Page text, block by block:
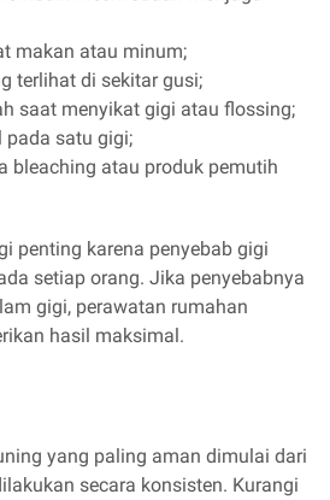
makan atau minum;
terlihat di sekitar gusi;
saat menyikat gigi atau flossing;
pada satu gigi;
bleaching atau produk pemutih
penting karena penyebab gigi
setiap orang. Jika penyebabnya
gigi, perawatan rumahan
hasil maksimal.
yang paling aman dimulai dari
secara konsisten. Kurangi